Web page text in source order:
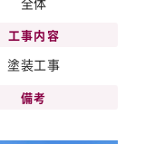
工事内容
塗装工事
備考